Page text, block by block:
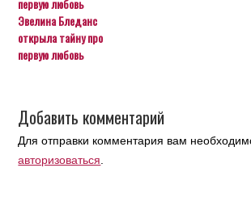
Эвелина Бледанс
открыла тайну про
первую любовь
Добавить комментарий
Для отправки комментария вам
авторизоваться